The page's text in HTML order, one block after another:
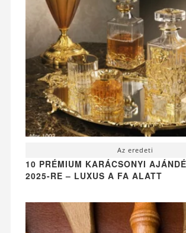
Az eredeti
10 PRÉMIUM KARÁCSONYI
2025-RE – LUXUS A FA ALATT